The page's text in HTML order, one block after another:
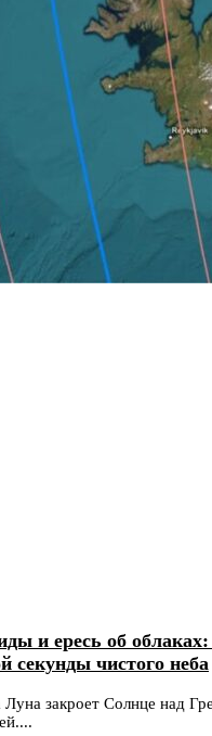
и ересь об
секунды чистого неба
Луна закроет Солнце над